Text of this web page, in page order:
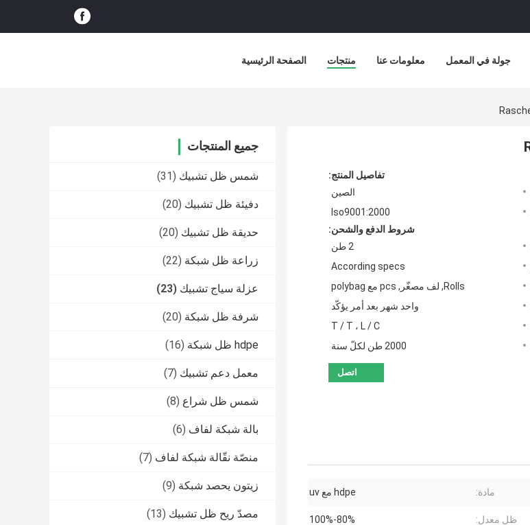
الصفحة الرئيسية منتجات معلومات عنا جولة في المعمل
جميع المنتجات
شمس ظل تشبيك (31)
دفيئة ظل تشبيك (20)
حديقة ظل تشبيك (20)
زراعة ظل شبكة (22)
عزلة سياج تشبيك (23)
شرفة ظل شبكة (20)
hdpe ظل شبكة (16)
معمل دعم تشبيك (7)
شمس ظل شراع (8)
بالة شبكة لفاف (6)
منصّة نقّالة شبكة لفاف (7)
زيتون يحصد شبكة (9)
مصدّ ريح ظل تشبيك (13)
تفاصيل المنتج:
الصين
Iso9001:2000
شروط الدفع والشحن:
2 طن
According specs
Rolls, لف مصغّر, pcs مع polybag
واحد شهر بعد أمر يؤكّد
T / T ، L / C
2000 طن لكلّ سنة
اتصل
مادة: hdpe مع uv
ظل معدل: 80%-100%